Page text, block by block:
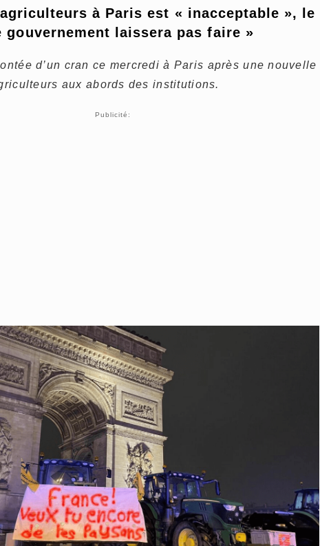
à Paris est « inacceptable », le
gouvernement laissera pas faire »
d’un cran ce mercredi à Paris après une nouvelle
aux abords des institutions.
Publicité: